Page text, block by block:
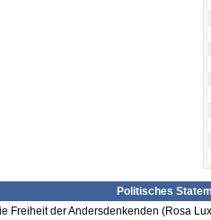
Politisches
Freiheit der Andersdenkenden (Rosa